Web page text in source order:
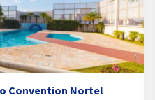
Convention Nortel